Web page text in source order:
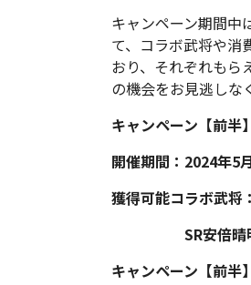
キャンペーン期間中
て、コラボ武将や消
おり、それぞれもら
の機会をお見逃しな
キャンペーン【前半】
開催期間：2024年5
獲得可能コラボ武将
SR安倍晴明（
キャンペーン【前半